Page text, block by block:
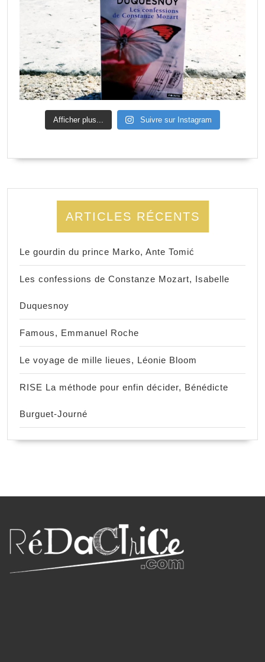
Afficher plus... Suivre sur Instagram
ARTICLES RÉCENTS
Le gourdin du prince Marko, Ante Tomić
Les confessions de Constanze Mozart, Isabelle
Duquesnoy
Famous, Emmanuel Roche
Le voyage de mille lieues, Léonie Bloom
RISE La méthode pour enfin décider, Bénédicte
Burguet-Journé